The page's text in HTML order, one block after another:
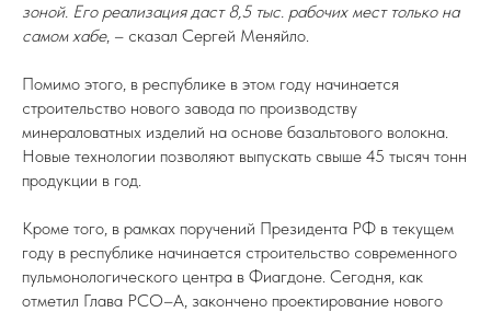
зоной. Его реализация даст 8,5 тыс. рабочих мест только на
самом хабе, – сказал Сергей Меняйло.
Помимо этого, в республике в этом году начинается
строительство нового завода по производству
минераловатных изделий на основе базальтового волокна.
Новые технологии позволяют выпускать свыше 45 тысяч тонн
продукции в год.
Кроме того, в рамках поручений Президента РФ в текущем
году в республике начинается строительство современного
пульмонологического центра в Фиагдоне. Сегодня, как
отметил Глава РСО–А, закончено проектирование нового